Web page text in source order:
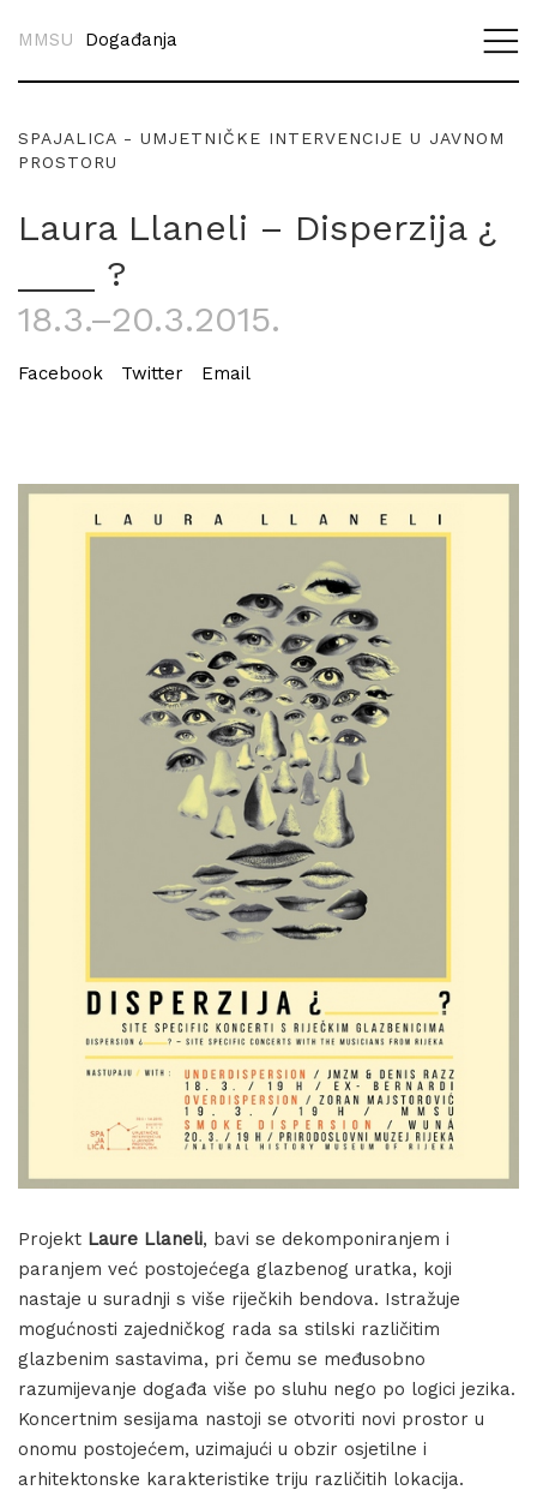
MMSU Događanja
SPAJALICA - UMJETNIČKE INTERVENCIJE U JAVNOM
PROSTORU
Laura Llaneli – Disperzija ¿
____ ?
18.3.–20.3.2015.
Facebook Twitter Email
Projekt Laure Llaneli, bavi se dekomponiranjem i
paranjem već postojećega glazbenog uratka, koji
nastaje u suradnji s više riječkih bendova. Istražuje
mogućnosti zajedničkog rada sa stilski različitim
glazbenim sastavima, pri čemu se međusobno
razumijevanje događa više po sluhu nego po logici jezika.
Koncertnim sesijama nastoji se otvoriti novi prostor u
onomu postojećem, uzimajući u obzir osjetilne i
arhitektonske karakteristike triju različitih lokacija.